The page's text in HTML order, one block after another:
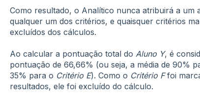
Como resultado, o Analítico nunca atribuirá a
qualquer um dos critérios, e quaisquer critérios
excluídos dos cálculos.
Ao calcular a pontuação total do Aluno Y, é
pontuação de 66,66% (ou seja, a média de 90%
35% para o Critério E). Como o Critério Ffoi
resultados, ele foi excluído do cálculo.